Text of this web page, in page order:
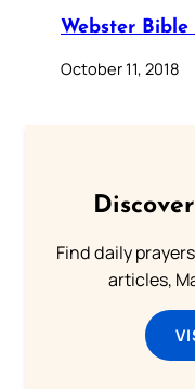
Webster
October 11, 2018
Find daily
articles,